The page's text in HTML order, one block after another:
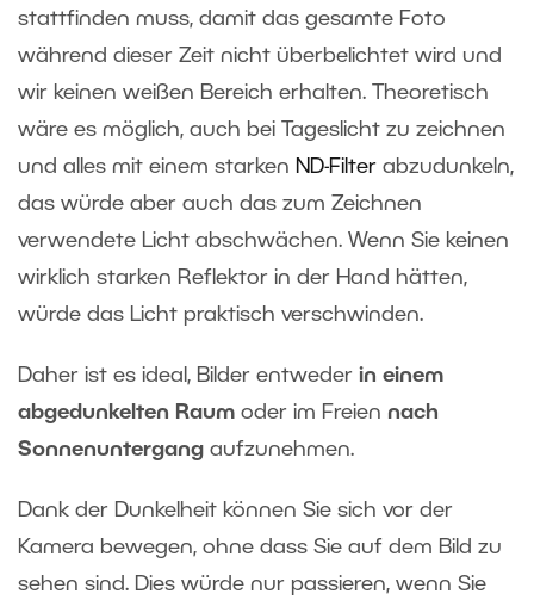
stattfinden muss, damit das gesamte Foto
während dieser Zeit nicht überbelichtet wird und
wir keinen weißen Bereich erhalten. Theoretisch
wäre es möglich, auch bei Tageslicht zu zeichnen
und alles mit einem starken ND-Filter abzudunkeln,
das würde aber auch das zum Zeichnen
verwendete Licht abschwächen. Wenn Sie keinen
wirklich starken Reflektor in der Hand hätten,
würde das Licht praktisch verschwinden.
Daher ist es ideal, Bilder entweder in einem
abgedunkelten Raum oder im Freien nach
Sonnenuntergang aufzunehmen.
Dank der Dunkelheit können Sie sich vor der
Kamera bewegen, ohne dass Sie auf dem Bild zu
sehen sind. Dies würde nur passieren, wenn Sie